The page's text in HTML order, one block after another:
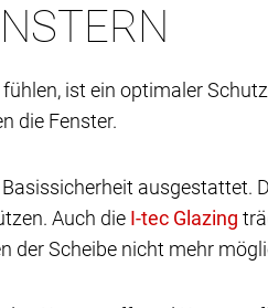
ist ein optimaler
die Fenster.
Auch die
der Scheibe nicht mehr